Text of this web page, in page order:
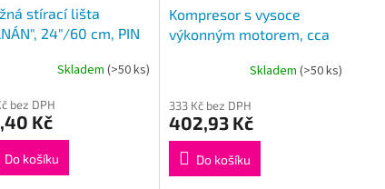
stírací lišta
24"/60 cm, PIN
Skladem (>50 ks)
bez DPH
Kč
Do košíku
Kompresor s vysoce
výkonným motorem, cca
ochrana,24VSkladem (>50 ks)
333 Kč bez DPH
402,93 Kč
Do košíku